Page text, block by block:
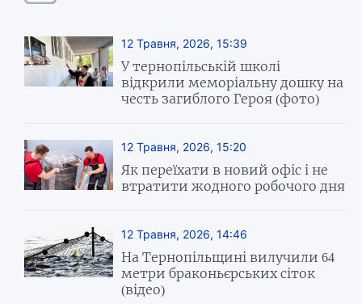
12 Травня, 2026, 15:39
У тернопільській школі
відкрили меморіальну дошку на
честь загиблого Героя (фото)
12 Травня, 2026, 15:20
Як переїхати в новий офіс і не
втратити жодного робочого дня
12 Травня, 2026, 14:46
На Тернопільщині вилучили 64
метри браконьєрських сіток
(відео)